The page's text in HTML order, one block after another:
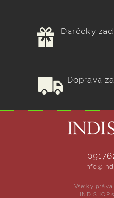
Darčeky
Doprava
Všetky práva